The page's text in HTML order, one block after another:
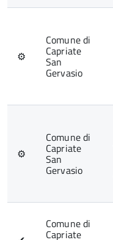
⚙
Comune di
Capriate
San
Gervasio
⚙
Comune di
Capriate
San
Gervasio
Comune di
Capriate